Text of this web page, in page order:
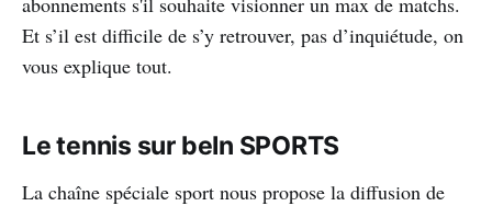
Et s’il est difficile de s’y retrouver, pas d’inquiétude, on
vous explique tout.
Le tennis sur beIn SPORTS
La chaîne spéciale sport nous propose la diffusion de